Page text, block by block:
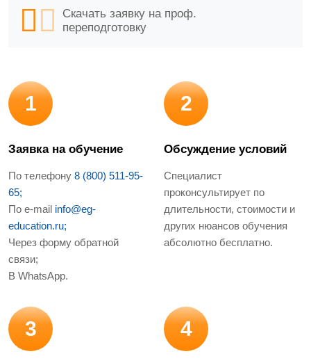
Скачать заявку на проф.
переподготовку
1
Заявка на обучение
По телефону 8 (800) 511-95-
65;
По e-mail info@eg-
education.ru;
Через форму обратной
связи;
В WhatsApp.
2
Обсуждение условий
Специалист
проконсультирует по
длительности, стоимости и
других нюансов обучения
абсолютно бесплатно.
3 4